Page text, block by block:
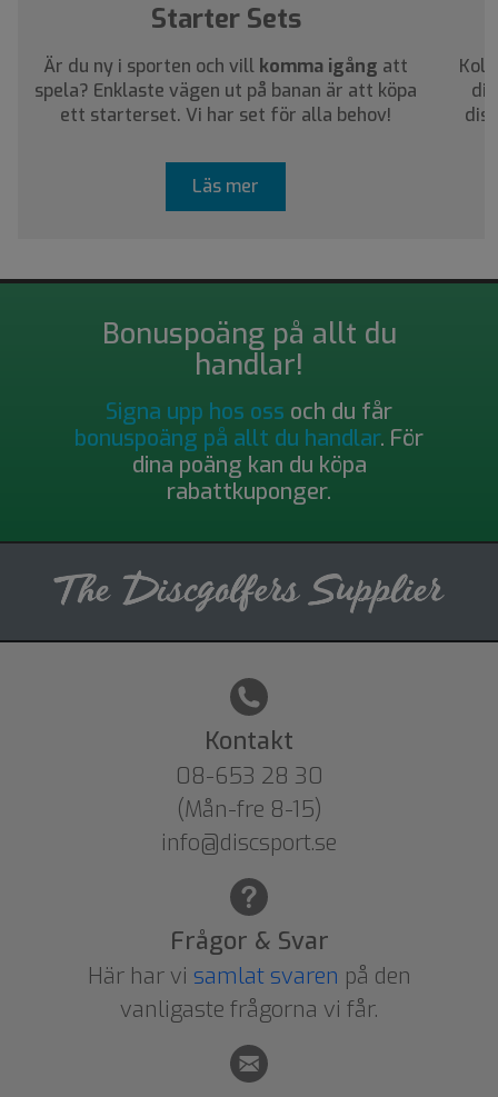
Starter Sets
Är du ny i sporten och vill komma igång att
spela? Enklaste vägen ut på banan är att köpa
ett starterset. Vi har set för alla behov!
Läs mer
Bonuspoäng på allt du
handlar!
Signa upp hos oss och du får
bonuspoäng på allt du handlar. För
dina poäng kan du köpa
rabattkuponger.
Kontakt
08-653 28 30
(Mån-fre 8-15)
info@discsport.se
Frågor & Svar
Här har vi samlat svaren på den
vanligaste frågorna vi får.